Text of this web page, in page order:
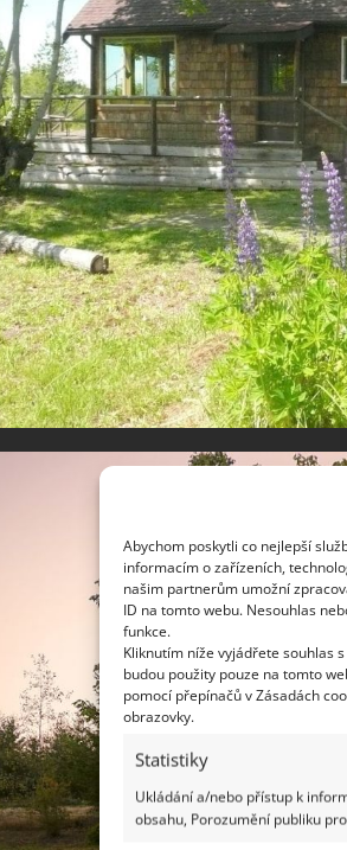
Abychom poskytli co nejlepší
informacím o zařízeních,
našim partnerům umožní
ID na tomto webu. Nesouhlas
funkce.
Kliknutím níže vyjádřete souhlas
budou použity pouze na tomto
pomocí přepínačů v Zásadách
obrazovky.
Statistiky
Ukládání a/nebo přístup k
obsahu, Porozumění publiku